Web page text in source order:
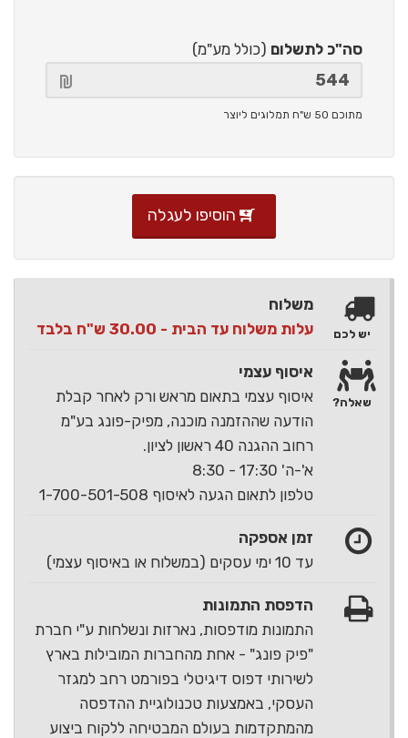
סה"כ לתשלום (כולל מע"מ)
מתוכם 50 ש"ח תמלוגים ליוצר
הוסיפו לעגלה
משלוח
עלות משלוח עד הבית - 30.00 ש"ח בלבד
איסוף עצמי
איסוף עצמי בתאום מראש ורק לאחר קבלת
הודעה שההזמנה מוכנה, מפיק-פונג בע"מ
רחוב ההגנה 40 ראשון לציון.
א'-ה' 17:30 - 8:30
טלפון לתאום הגעה לאיסוף 1-700-501-508
זמן אספקה
עד 10 ימי עסקים (במשלוח או באיסוף עצמי)
הדפסת התמונות
התמונות מודפסות, נארזות ונשלחות ע"י חברת
"פיק פונג" - אחת מהחברות המובילות בארץ
לשירותי דפוס דיגיטלי בפורמט רחב למגזר
העסקי, באמצעות טכנולוגיית ההדפסה
מהמתקדמות בעולם המבטיחה ללקוח ביצוע
יש לכם
שאלה?